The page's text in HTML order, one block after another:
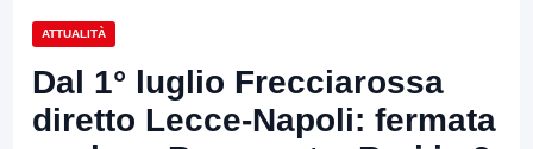
ATTUALITÀ
Dal 1° luglio Frecciarossa
diretto Lecce-Napoli: fermata